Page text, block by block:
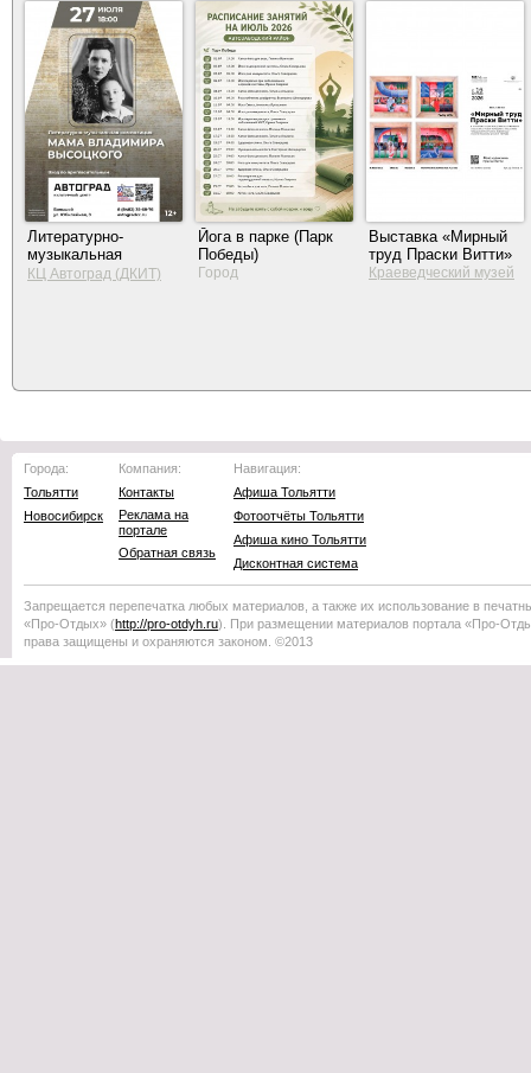
Литературно-
музыкальная
композиция «Мама
КЦ Автоград (ДКИТ)
Йога в парке (Парк
Победы)
Город
Выставка «Мирный
труд Праски Витти»
Краеведческий музей
Города:
Тольятти
Новосибирск
Компания:
Контакты
Реклама на
портале
Обратная связь
Навигация:
Афиша Тольятти
Фотоотчёты Тольятти
Афиша кино Тольятти
Дисконтная система
Запрещается перепечатка любых материалов, а также их использование в
«Про-Отдых» (http://pro-otdyh .ru). При размещении материалов портала «Про-
права защищены и охраняются законом. ©2013